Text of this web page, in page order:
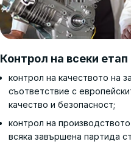
Контрол на всеки
контрол на качеството на
съответствие с
качество и безопасност;
контрол на
всяка завършена партида